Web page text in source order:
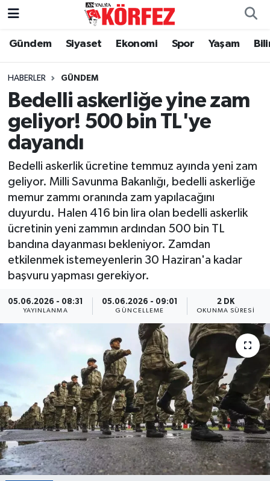
Gündem Siyaset Ekonomi Spor Yaşam
HABERLER GÜNDEM
Bedelli askerliğe yine zam
geliyor! 500 bin TL'ye
dayandı
Bedelli askerlik ücretine temmuz ayında yeni zam
geliyor. Milli Savunma Bakanlığı, bedelli askerliğe
memur zammı oranında zam yapılacağını
duyurdu. Halen 416 bin lira olan bedelli askerlik
ücretinin yeni zammın ardından 500 bin TL
bandına dayanması bekleniyor. Zamdan
etkilenmek istemeyenlerin 30 Haziran'a kadar
başvuru yapması gerekiyor.
05.06.2026 - 08:31
YAYINLANMA
05.06.2026 - 09:01
GÜNCELLEME
2 DK
OKUNMA SÜRESI
Gündem
Siyaset
Yerel Yönetim
Ekonomi
Spor
Yaşam
Asayiş
Dünya
Sağlık
Magazin
Turizm
Çevre
Kültür ve Sanat
Sivil Toplum
Nöbetçi Eczaneler
Hava Durumu
Trafik Durumu
Süper Lig Puan Durumu ve Fikstür
Tüm Manşetler
Son Dakika Haberleri
Haber Arşivi